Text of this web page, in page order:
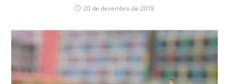
20 de dezembro de 2018